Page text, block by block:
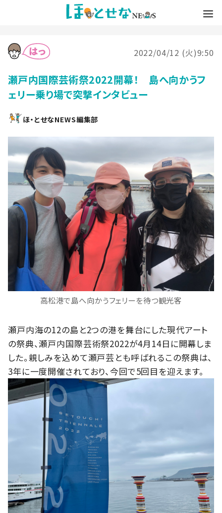
2022/04/12 (火)9:50
瀬戸内国際芸術祭2022開幕！ 島へ向かうフ
ェリー乗り場で突撃インタビュー
ほ・とせなNEWS編集部
高松港で島へ向かうフェリーを待つ観光客
瀬戸内海の12の島と2つの港を舞台にした現代アート
の祭典、瀬戸内国際芸術祭2022が4月14日に開幕しま
した。親しみを込めて瀬戸芸とも呼ばれるこの祭典は、
3年に一度開催されており、今回で5回目を迎えます。